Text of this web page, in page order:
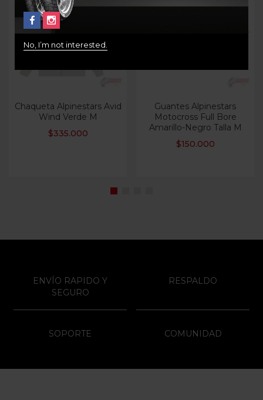
Out Of Stock
Chaqueta Alpinestars Avid
Wind Verde M
$335.000
Guantes Alpinestars
Motocross Full Bore
Amarillo-Negro Talla M
$150.000
No, I’m not interested.
ENVÍO RAPIDO Y
SEGURO
RESPALDO
SOPORTE COMUNIDAD